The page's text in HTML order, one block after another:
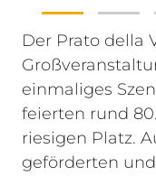
Der Prato della
einmaliges
feierten rund
riesigen Platz.
geförderten